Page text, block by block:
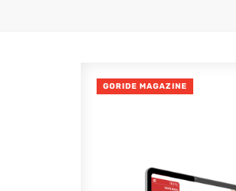
GORIDE MAGAZINE